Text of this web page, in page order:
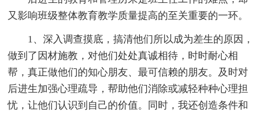
又影响班级整体教育教学质量提高的至关重要的一环。
1、深入调查摸底，搞清他们所以成为差生的原因，
做到了因材施教，对他们处处真诚相待，时时耐心相
帮，真正做他们的知心朋友、最可信赖的朋友。及时对
后进生加强心理疏导，帮助他们消除或减轻种种心理担
忧，让他们认识到自己的价值。同时，我还创造条件和